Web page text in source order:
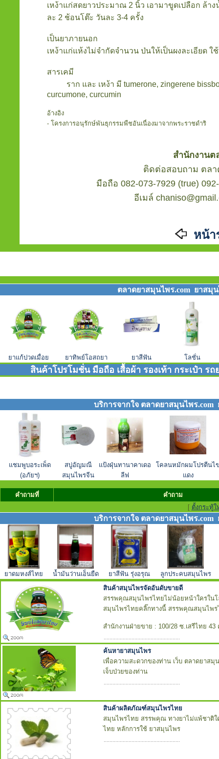
เหง้าแก่สดยาวประมาณ 2 นิ้ว เอามาขูดเปลือก ล้า
ละ 2 ช้อนโต๊ะ วันละ 3-4 ครั้ง
เป็นยาภายนอก
เหง้าแก่แห้งไม่จำกัดจำนวน ป่นให้เป็นผงละเอียด
สารเคมี
ราก และ เหง้า มี tumerone, zingerene
curcumone, curcumin
อ้างอิง
- โครงการอนุรักษ์พันธุกรรมพืชอันเนื่องมาจากพระราชดำริ
สำนักงาน
ติดต่อสอบถาม ตลา
มือถือ 082-073-7929 (true)
อีเมล์
หน้า
ตลาดยาสมุนไพร.com ยาสมุ
ยาแก้ปวดเมื่อย ยาทิพย์โอสถยา ยาสีฟัน โลชั่น
สินค้าโปรโมชั่น มือถือ เสื้อผ้า รองเท้า กระเป๋า
บริการจากใจ ตลาดยาสมุนไพร
แชมพูบอระเพ็ด
(อภัยฯ)
สบู่อัญมณี
สมุนไพรจีน
แป้งฝุ่นทานาคาเดอ
ลีฟ
โคลนหมักผมโปรตีนไ
แดง
คำถามที่
คำถาม
[ ตั้งกระทู้ใ
บริการจากใจ ตลาดยาสมุนไพร
ยาดมหงส์ไทย น้ำมันว่านเอ็นยืด ยาสีฟัน รุ่งอรุณ
ลูกประคบสมุนไพร
สินค้าสมุนไพรจัดอันดับขายดี
สรรพคุณสมุนไพรไทยไม่น้อยหน้าใครในโ
สมุนไพรไทยคลิ๊กทางนี้ สรรพคุณสมุนไพ
สำนักงานฝ่ายขาย : 100/28 ซ.เสรีไทย
ค้นหายาสมุนไพร
เพื่อความสะดวกของท่าน เว็บ ตลาดยาส
เจ็บป่วยของท่าน
สินค้าผลิตภัณฑ์สมุนไพรไทย
สมุนไพรไทย สรรพคุณ ทางยาไม่แพ้ชาติ
ไทย หลักการใช้ ยาสมุนไพร